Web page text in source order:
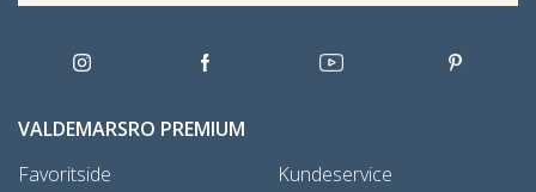
VALDEMARSRO PREMIUM
Favoritside
Kundeservice